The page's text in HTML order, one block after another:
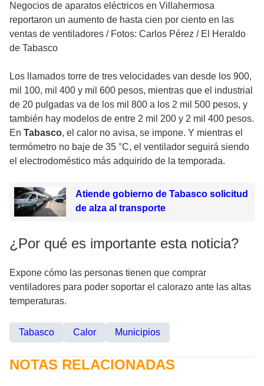
Negocios de aparatos eléctricos en Villahermosa
reportaron un aumento de hasta cien por ciento en las
ventas de ventiladores / Fotos: Carlos Pérez / El Heraldo
de Tabasco
Los llamados torre de tres velocidades van desde los 900,
mil 100, mil 400 y mil 600 pesos, mientras que el industrial
de 20 pulgadas va de los mil 800 a los 2 mil 500 pesos, y
también hay modelos de entre 2 mil 200 y 2 mil 400 pesos.
En Tabasco, el calor no avisa, se impone. Y mientras el
termómetro no baje de 35 °C, el ventilador seguirá siendo
el electrodoméstico más adquirido de la temporada.
Atiende gobierno de Tabasco solicitud
de alza al transporte
¿Por qué es importante esta noticia?
Expone cómo las personas tienen que comprar
ventiladores para poder soportar el calorazo ante las altas
temperaturas.
Tabasco Calor Municipios
NOTAS RELACIONADAS